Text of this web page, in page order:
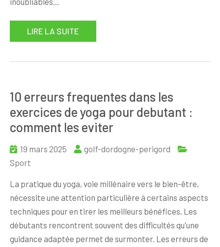
LIRE LA SUITE
10 erreurs frequentes dans les
exercices de yoga pour debutant :
comment les eviter
19 mars 2025
golf-dordogne-perigord
Sport
La pratique du yoga, voie millénaire vers le bien-être,
nécessite une attention particulière à certains aspects
techniques pour en tirer les meilleurs bénéfices. Les
débutants rencontrent souvent des difficultés qu'une
guidance adaptée permet de surmonter. Les erreurs de